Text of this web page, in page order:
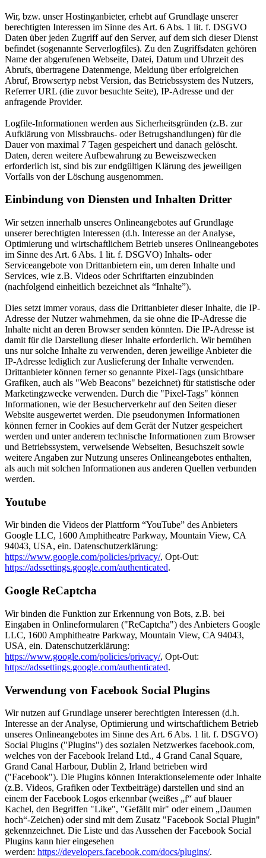
Wir, bzw. unser Hostinganbieter, erhebt auf Grundlage unserer
berechtigten Interessen im Sinne des Art. 6 Abs. 1 lit. f. DSGVO
Daten über jeden Zugriff auf den Server, auf dem sich dieser Dienst
befindet (sogenannte Serverlogfiles). Zu den Zugriffsdaten gehören
Name der abgerufenen Webseite, Datei, Datum und Uhrzeit des
Abrufs, übertragene Datenmenge, Meldung über erfolgreichen
Abruf, Browsertyp nebst Version, das Betriebssystem des Nutzers,
Referrer URL (die zuvor besuchte Seite), IP-Adresse und der
anfragende Provider.
Logfile-Informationen werden aus Sicherheitsgründen (z.B. zur
Aufklärung von Missbrauchs- oder Betrugshandlungen) für die
Dauer von maximal 7 Tagen gespeichert und danach gelöscht.
Daten, deren weitere Aufbewahrung zu Beweiszwecken
erforderlich ist, sind bis zur endgültigen Klärung des jeweiligen
Vorfalls von der Löschung ausgenommen.
Einbindung von Diensten und Inhalten Dritter
Wir setzen innerhalb unseres Onlineangebotes auf Grundlage
unserer berechtigten Interessen (d.h. Interesse an der Analyse,
Optimierung und wirtschaftlichem Betrieb unseres Onlineangebotes
im Sinne des Art. 6 Abs. 1 lit. f. DSGVO) Inhalts- oder
Serviceangebote von Drittanbietern ein, um deren Inhalte und
Services, wie z.B. Videos oder Schriftarten einzubinden
(nachfolgend einheitlich bezeichnet als “Inhalte”).
Dies setzt immer voraus, dass die Drittanbieter dieser Inhalte, die IP-
Adresse der Nutzer wahrnehmen, da sie ohne die IP-Adresse die
Inhalte nicht an deren Browser senden könnten. Die IP-Adresse ist
damit für die Darstellung dieser Inhalte erforderlich. Wir bemühen
uns nur solche Inhalte zu verwenden, deren jeweilige Anbieter die
IP-Adresse lediglich zur Auslieferung der Inhalte verwenden.
Drittanbieter können ferner so genannte Pixel-Tags (unsichtbare
Grafiken, auch als "Web Beacons" bezeichnet) für statistische oder
Marketingzwecke verwenden. Durch die "Pixel-Tags" können
Informationen, wie der Besucherverkehr auf den Seiten dieser
Website ausgewertet werden. Die pseudonymen Informationen
können ferner in Cookies auf dem Gerät der Nutzer gespeichert
werden und unter anderem technische Informationen zum Browser
und Betriebssystem, verweisende Webseiten, Besuchszeit sowie
weitere Angaben zur Nutzung unseres Onlineangebotes enthalten,
als auch mit solchen Informationen aus anderen Quellen verbunden
werden.
Youtube
Wir binden die Videos der Plattform “YouTube” des Anbieters
Google LLC, 1600 Amphitheatre Parkway, Mountain View, CA
94043, USA, ein. Datenschutzerklärung:
https://www.google.com/policies/privacy/, Opt-Out:
https://adssettings.google.com/authenticated.
Google ReCaptcha
Wir binden die Funktion zur Erkennung von Bots, z.B. bei
Eingaben in Onlineformularen ("ReCaptcha") des Anbieters Google
LLC, 1600 Amphitheatre Parkway, Mountain View, CA 94043,
USA, ein. Datenschutzerklärung:
https://www.google.com/policies/privacy/, Opt-Out:
https://adssettings.google.com/authenticated.
Verwendung von Facebook Social Plugins
Wir nutzen auf Grundlage unserer berechtigten Interessen (d.h.
Interesse an der Analyse, Optimierung und wirtschaftlichem Betrieb
unseres Onlineangebotes im Sinne des Art. 6 Abs. 1 lit. f. DSGVO)
Social Plugins ("Plugins") des sozialen Netzwerkes facebook.com,
welches von der Facebook Ireland Ltd., 4 Grand Canal Square,
Grand Canal Harbour, Dublin 2, Irland betrieben wird
("Facebook"). Die Plugins können Interaktionselemente oder Inhalte
(z.B. Videos, Grafiken oder Textbeiträge) darstellen und sind an
einem der Facebook Logos erkennbar (weißes „f“ auf blauer
Kachel, den Begriffen "Like", "Gefällt mir" oder einem „Daumen
hoch“-Zeichen) oder sind mit dem Zusatz "Facebook Social Plugin"
gekennzeichnet. Die Liste und das Aussehen der Facebook Social
Plugins kann hier eingesehen
werden: https://developers.facebook.com/docs/plugins/.